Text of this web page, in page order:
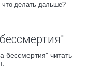
что делать дальше?
бессмертия" читать